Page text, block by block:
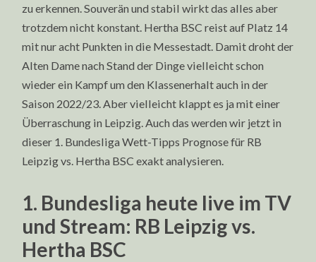
zu erkennen. Souverän und stabil wirkt das alles aber
trotzdem nicht konstant. Hertha BSC reist auf Platz 14
mit nur acht Punkten in die Messestadt. Damit droht der
Alten Dame nach Stand der Dinge vielleicht schon
wieder ein Kampf um den Klassenerhalt auch in der
Saison 2022/23. Aber vielleicht klappt es ja mit einer
Überraschung in Leipzig. Auch das werden wir jetzt in
dieser 1. Bundesliga Wett-Tipps Prognose für RB
Leipzig vs. Hertha BSC exakt analysieren.
1. Bundesliga heute live im TV
und Stream: RB Leipzig vs.
Hertha BSC